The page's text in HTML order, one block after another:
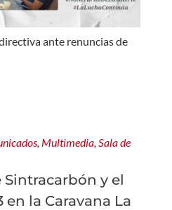
ante renuncias de
, Multimedia, Sala de
y el
la Caravana La